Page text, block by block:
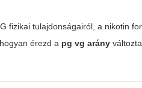
fizikai tulajdonságairól, a nikotin
érezd a pg vg arány